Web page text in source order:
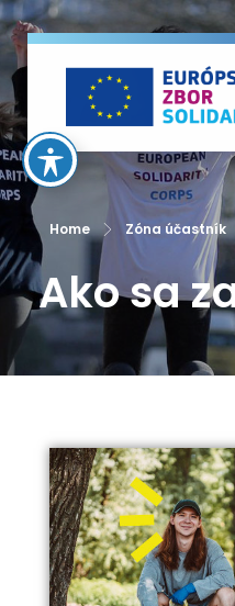
Home Zóna účastník
Ako sa